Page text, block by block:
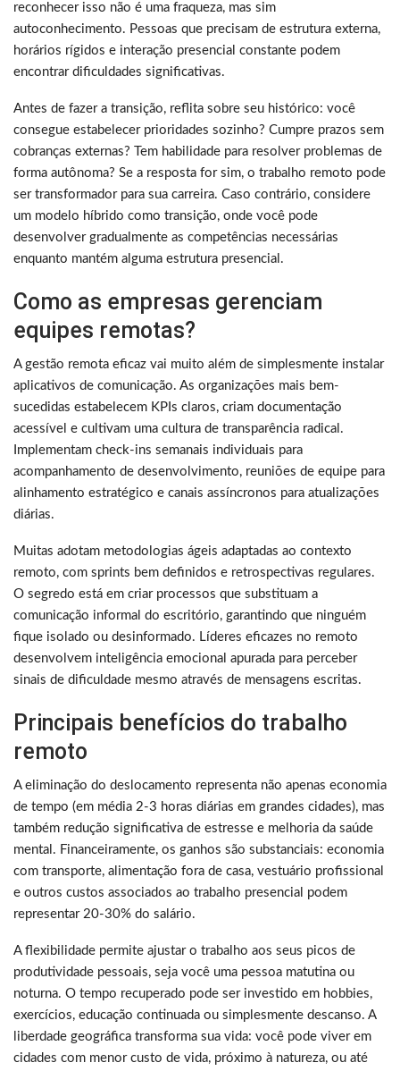
reconhecer isso não é uma fraqueza, mas sim
autoconhecimento. Pessoas que precisam de estrutura externa,
horários rígidos e interação presencial constante podem
encontrar dificuldades significativas.
Antes de fazer a transição, reflita sobre seu histórico: você
consegue estabelecer prioridades sozinho? Cumpre prazos sem
cobranças externas? Tem habilidade para resolver problemas de
forma autônoma? Se a resposta for sim, o trabalho remoto pode
ser transformador para sua carreira. Caso contrário, considere
um modelo híbrido como transição, onde você pode
desenvolver gradualmente as competências necessárias
enquanto mantém alguma estrutura presencial.
Como as empresas gerenciam
equipes remotas?
A gestão remota eficaz vai muito além de simplesmente instalar
aplicativos de comunicação. As organizações mais bem-
sucedidas estabelecem KPIs claros, criam documentação
acessível e cultivam uma cultura de transparência radical.
Implementam check-ins semanais individuais para
acompanhamento de desenvolvimento, reuniões de equipe para
alinhamento estratégico e canais assíncronos para atualizações
diárias.
Muitas adotam metodologias ágeis adaptadas ao contexto
remoto, com sprints bem definidos e retrospectivas regulares.
O segredo está em criar processos que substituam a
comunicação informal do escritório, garantindo que ninguém
fique isolado ou desinformado. Líderes eficazes no remoto
desenvolvem inteligência emocional apurada para perceber
sinais de dificuldade mesmo através de mensagens escritas.
Principais benefícios do trabalho
remoto
A eliminação do deslocamento representa não apenas economia
de tempo (em média 2-3 horas diárias em grandes cidades), mas
também redução significativa de estresse e melhoria da saúde
mental. Financeiramente, os ganhos são substanciais: economia
com transporte, alimentação fora de casa, vestuário profissional
e outros custos associados ao trabalho presencial podem
representar 20-30% do salário.
A flexibilidade permite ajustar o trabalho aos seus picos de
produtividade pessoais, seja você uma pessoa matutina ou
noturna. O tempo recuperado pode ser investido em hobbies,
exercícios, educação continuada ou simplesmente descanso. A
liberdade geográfica transforma sua vida: você pode viver em
cidades com menor custo de vida, próximo à natureza, ou até